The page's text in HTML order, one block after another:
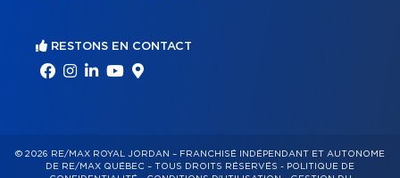
RESTONS EN CONTACT
© 2026 RE/MAX ROYAL JORDAN – FRANCHISÉ INDÉPENDANT ET AUTONOME
DE RE/MAX QUÉBEC – TOUS DROITS RÉSERVÉS - POLITIQUE DE